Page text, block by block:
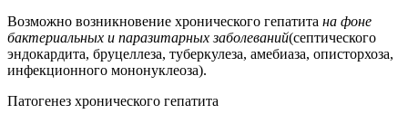
Возможно возникновение хронического гепатита на фоне
бактериальных и паразитарных заболеваний(септического
эндокардита, бруцеллеза, туберкулеза, амебиаза, описторхоза,
инфекционного мононуклеоза).
Патогенез хронического гепатита